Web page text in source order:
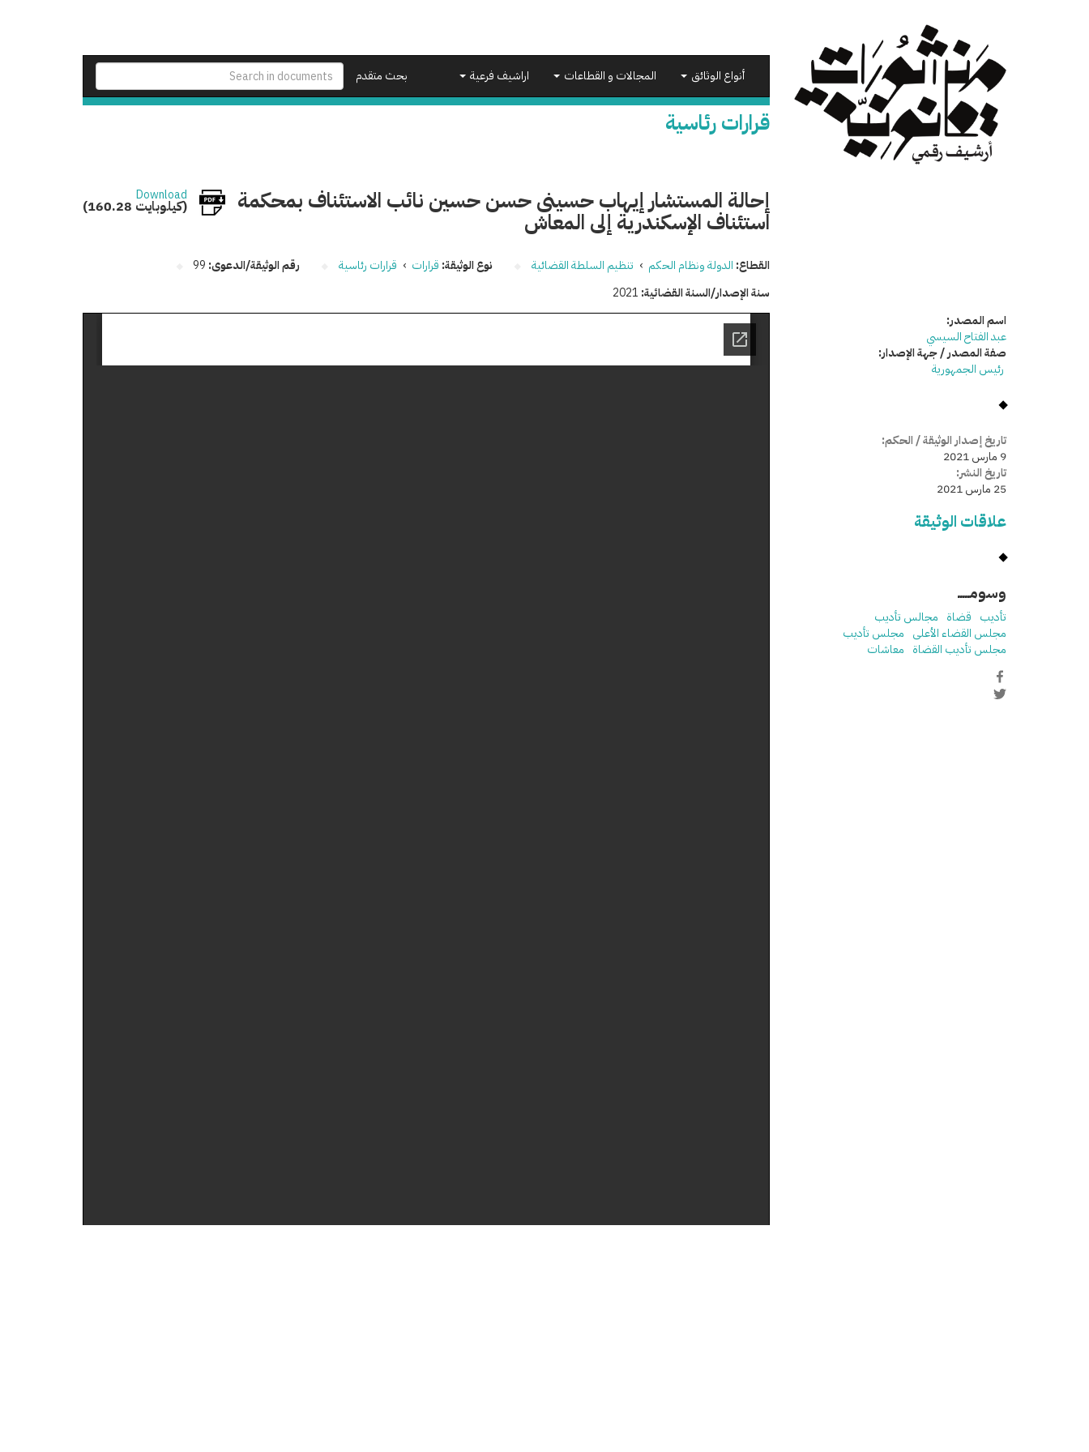
بحث متقدم
أنواع الوثائق المجالات و القطاعات اراشيف فرعية
قرارات رئاسية
إحالة المستشار إيهاب حسينى حسن حسين نائب الاستئناف بمحكمة
استئناف الإسكندرية إلى المعاش
Download
(160.28 كيلوبايت)
القطاع: الدولة ونظام الحكم › تنظيم السلطة القضائية نوع الوثيقة: قرارات › قرارات رئاسية رقم الوثيقة/الدعوى: 99
سنة الإصدار/السنة القضائية: 2021
اسم المصدر:
عبد الفتاح السيسي
صفة المصدر / جهة الإصدار:
رئيس الجمهورية
تاريخ إصدار الوثيقة / الحكم:
9 مارس 2021
تاريخ النشر:
25 مارس 2021
علاقات الوثيقة
وسومـــــ
تأديب قضاة مجالس تأديب
مجلس القضاء الأعلى مجلس تأديب
مجلس تأديب القضاة معاشات